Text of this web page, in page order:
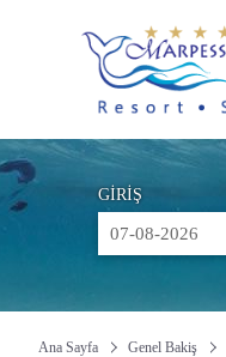
GİRİŞ
Ana Sayfa Genel Bakiş